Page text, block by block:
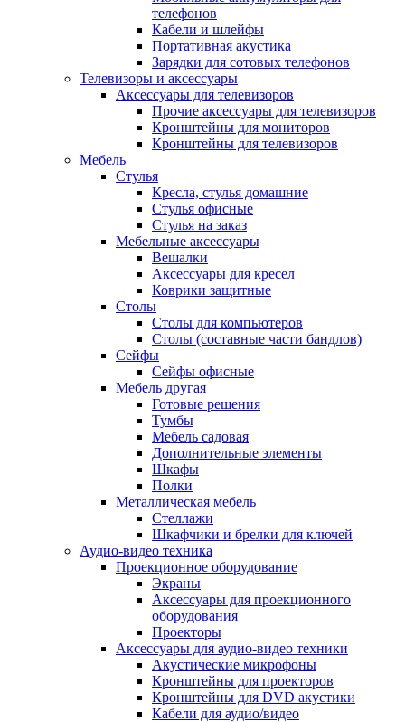
телефонов
Кабели и шлейфы
Портативная акустика
Зарядки для сотовых телефонов
Телевизоры и аксессуары
Аксессуары для телевизоров
Прочие аксессуары для телевизоров
Кронштейны для мониторов
Кронштейны для телевизоров
Мебель
Стулья
Кресла, стулья домашние
Стулья офисные
Стулья на заказ
Мебельные аксессуары
Вешалки
Аксессуары для кресел
Коврики защитные
Столы
Столы для компьютеров
Столы (составные части бандлов)
Сейфы
Сейфы офисные
Мебель другая
Готовые решения
Тумбы
Мебель садовая
Дополнительные элементы
Шкафы
Полки
Металлическая мебель
Стеллажи
Шкафчики и брелки для ключей
Аудио-видео техника
Проекционное оборудование
Экраны
Аксессуары для проекционного
оборудования
Проекторы
Аксессуары для аудио-видео техники
Акустические микрофоны
Кронштейны для проекторов
Кронштейны для DVD акустики
Кабели для аудио/видео